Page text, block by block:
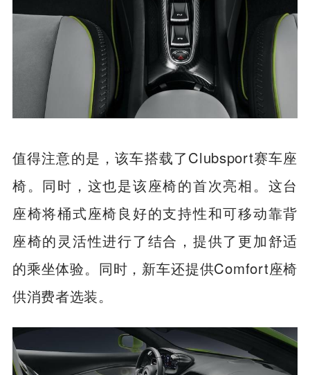
值得注意的是，该车搭载了Clubsport赛车座
椅。同时，这也是该座椅的首次亮相。这台
座椅将桶式座椅良好的支持性和可移动靠背
座椅的灵活性进行了结合，提供了更加舒适
的乘坐体验。同时，新车还提供Comfort座椅
供消费者选装。